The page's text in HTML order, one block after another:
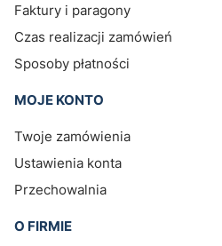
Faktury i paragony
Czas realizacji zamówień
Sposoby płatności
MOJE KONTO
Twoje zamówienia
Ustawienia konta
Przechowalnia
O FIRMIE